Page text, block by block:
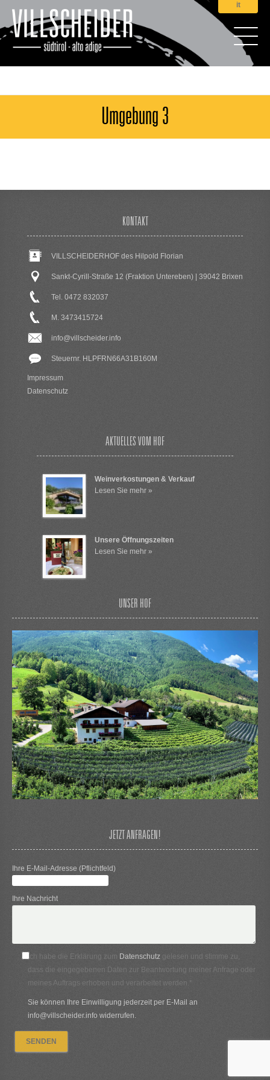
it
Umgebung 3
KONTAKT
VILLSCHEIDERHOF des Hilpold Florian
Sankt-Cyrill-Straße 12 (Fraktion Untereben) | 39042 Brixen
Tel. 0472 832037
M. 3473415724
info@villscheider.info
Steuernr. HLPFRN66A31B160M
Impressum
Datenschutz
AKTUELLES VOM HOF
Weinverkostungen & Verkauf
Lesen Sie mehr »
Unsere Öffnungszeiten
Lesen Sie mehr »
UNSER HOF
JETZT ANFRAGEN!
Ihre E-Mail-Adresse (Pflichtfeld)
Ihre Nachricht
Ich habe die Erklärung zum Datenschutz gelesen und stimme zu,
dass die eingegebenen Daten zur Beantwortung meiner Anfrage oder
meines Auftrags erhoben und verarbeitet werden.*
Sie können Ihre Einwilligung jederzeit per E-Mail an
info@villscheider.info widerrufen.